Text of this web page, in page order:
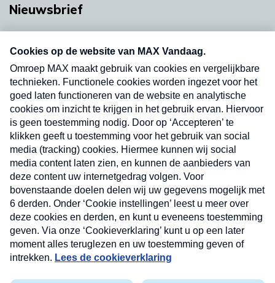
Nieuwsbrief
nieuwsbrief. Elke vrijdag- en dinsdagochtend in
uw mailbox.
Verzend
Nieuwsbrief
Neem hier een gratis abonnement op onze
nieuwsbrief. Elke vrijdag- en dinsdagochtend in uw